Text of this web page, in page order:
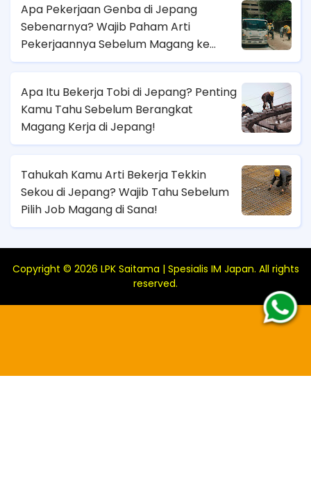
Apa Pekerjaan Genba di Jepang
Sebenarnya? Wajib Paham Arti
Pekerjaannya Sebelum Magang ke
Sana!
Apa Itu Bekerja Tobi di Jepang? Penting
Kamu Tahu Sebelum Berangkat
Magang Kerja di Jepang!
Tahukah Kamu Arti Bekerja Tekkin
Sekou di Jepang? Wajib Tahu Sebelum
Pilih Job Magang di Sana!
Copyright © 2026 LPK Saitama | Spesialis IM Japan. All rights
reserved.